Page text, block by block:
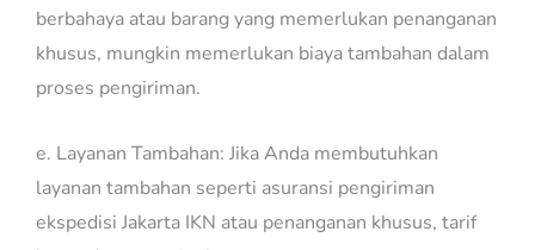
berbahaya atau barang yang memerlukan penanganan
khusus, mungkin memerlukan biaya tambahan dalam
proses pengiriman.
e. Layanan Tambahan: Jika Anda membutuhkan
layanan tambahan seperti asuransi pengiriman
ekspedisi Jakarta IKN atau penanganan khusus, tarif